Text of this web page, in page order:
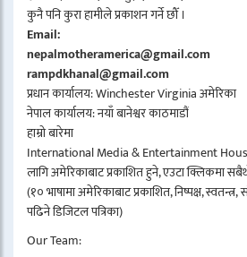
कुनै पनि कुरा हामीले प्रकाशन गर्ने छौँ ।
Email:
nepalmotheramerica@gmail.com
rampdkhanal@gmail.com
प्रधान कार्यालय: Winchester Virginia अमेरिका
नेपाल कार्यालय: नयाँ बानेश्वर काठमाडौं
हाम्रो बारेमा
International Media & Entertainment
लागि अमेरिकाबाट प्रकाशित हुने, एउटा क्लिकमा
(१० भाषामा अमेरिकाबाट प्रकाशित, निष्पक्ष,
पढिने डिजिटल पत्रिका)
Our Team: